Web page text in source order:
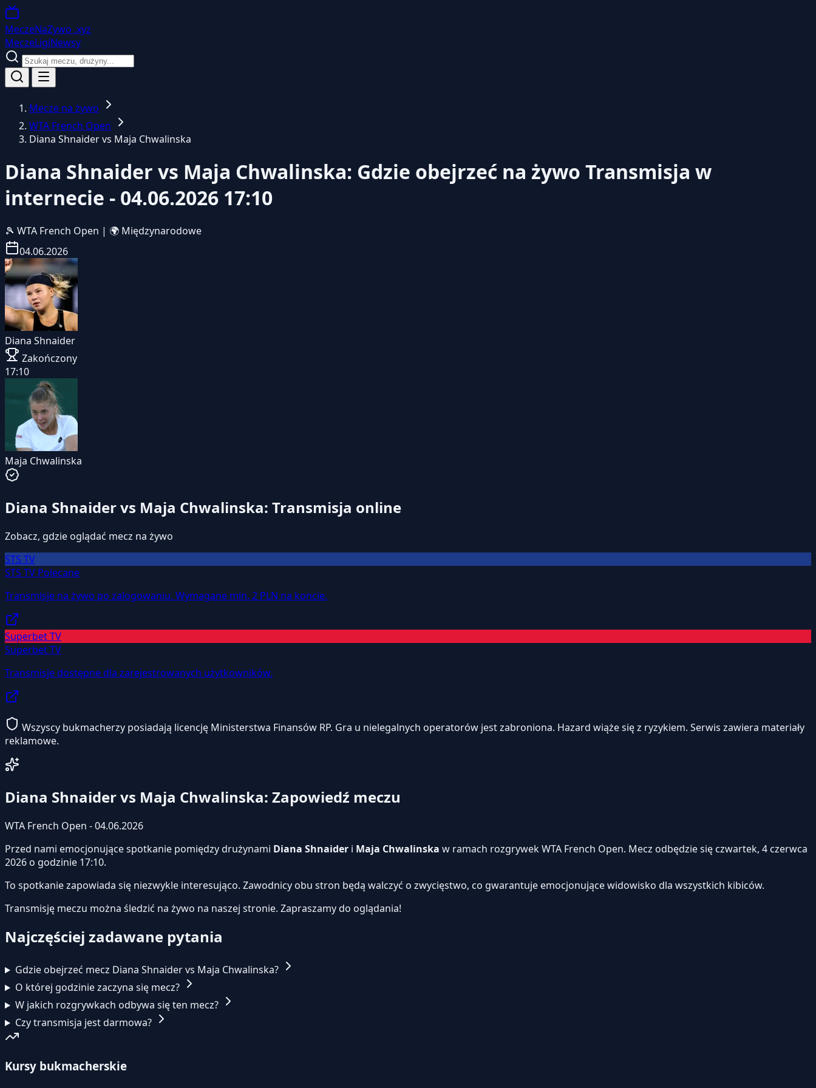
MeczeNaZywo .xyz
MeczeLigiNewsy
Mecze na żywo
WTA French Open
Diana Shnaider vs Maja Chwalinska
Diana Shnaider vs Maja Chwalinska: Gdzie obejrzeć na żywo Transmisja w
internecie - 04.06.2026 17:10
🎾 WTA French Open | 🌍 Międzynarodowe
04.06.2026
Diana Shnaider
Zakończony
17:10
Maja Chwalinska
Diana Shnaider vs Maja Chwalinska: Transmisja online
Zobacz, gdzie oglądać mecz na żywo
STS TV
STS TV Polecane
Transmisje na żywo po zalogowaniu. Wymagane min. 2 PLN na koncie.
Superbet TV
Superbet TV
Transmisje dostępne dla zarejestrowanych użytkowników.
Wszyscy bukmacherzy posiadają licencję Ministerstwa Finansów RP. Gra u nielegalnych operatorów jest zabroniona. Hazard wiąże się z ryzykiem. Serwis zawiera materiały
reklamowe.
Diana Shnaider vs Maja Chwalinska: Zapowiedź meczu
WTA French Open - 04.06.2026
Przed nami emocjonujące spotkanie pomiędzy drużynami Diana Shnaider i Maja Chwalinska w ramach rozgrywek WTA French Open. Mecz odbędzie się czwartek, 4 czerwca
2026 o godzinie 17:10.
To spotkanie zapowiada się niezwykle interesująco. Zawodnicy obu stron będą walczyć o zwycięstwo, co gwarantuje emocjonujące widowisko dla wszystkich kibiców.
Transmisję meczu można śledzić na żywo na naszej stronie. Zapraszamy do oglądania!
Najczęściej zadawane pytania
Gdzie obejrzeć mecz Diana Shnaider vs Maja Chwalinska?
O której godzinie zaczyna się mecz?
W jakich rozgrywkach odbywa się ten mecz?
Czy transmisja jest darmowa?
Kursy bukmacherskie